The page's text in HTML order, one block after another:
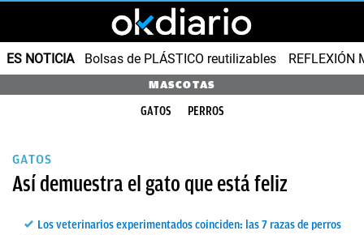
ES NOTICIA Bolsas de PLÁSTICO reutilizables REFLEXIÓN
MASCOTAS
GATOS PERROS
GATOS
Así demuestra el gato que está feliz
Los veterinarios experimentados coinciden: las 7 razas de perros